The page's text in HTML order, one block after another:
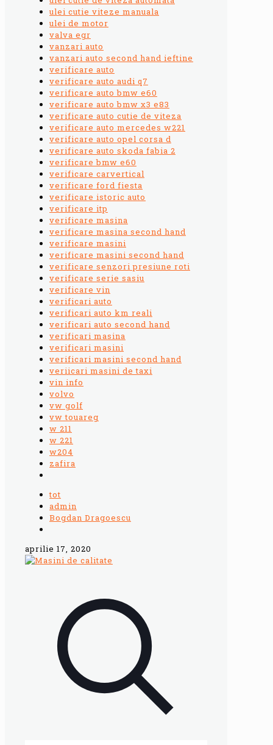
ulei cutie viteze manuala
ulei de motor
valva egr
vanzari auto
vanzari auto second hand ieftine
verificare auto
verificare auto audi q7
verificare auto bmw e60
verificare auto bmw x3 e83
verificare auto cutie de viteza
verificare auto mercedes w221
verificare auto opel corsa d
verificare auto skoda fabia 2
verificare bmw e60
verificare carvertical
verificare ford fiesta
verificare istoric auto
verificare itp
verificare masina
verificare masina second hand
verificare masini
verificare masini second hand
verificare senzori presiune roti
verificare serie sasiu
verificare vin
verificari auto
verificari auto km reali
verificari auto second hand
verificari masina
verificari masini
verificari masini second hand
veriicari masini de taxi
vin info
volvo
vw golf
vw touareg
w 211
w 221
w204
zafira
tot
admin
Bogdan Dragoescu
aprilie 17, 2020